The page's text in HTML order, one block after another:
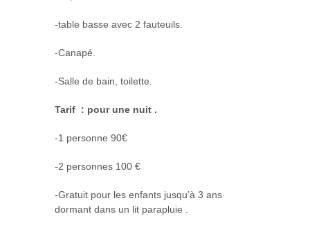
-table basse avec 2 fauteuils.
-Canapé.
-Salle de bain, toilette.
Tarif : pour une nuit .
-1 personne 90€
-2 personnes 100 €
-Gratuit pour les enfants jusqu’à 3 ans
dormant dans un lit parapluie .